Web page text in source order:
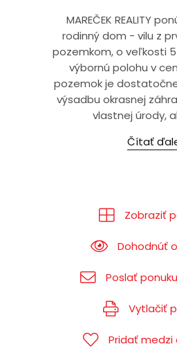
MAREČEK REALITY
rodinný dom - vilu z
pozemkom, o veľkosti
výbornú polohu v
pozemok je
výsadbu okrasnej
vlastnej úrody,
Čítať
Zobraziť
Dohodnúť
Poslať
Vytlačiť
Pridať